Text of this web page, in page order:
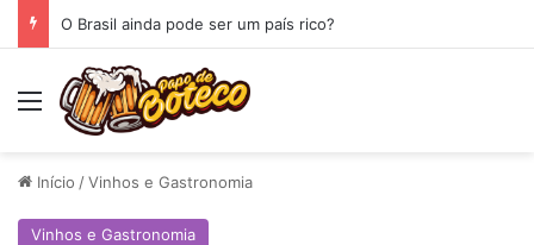
O Brasil ainda pode ser um país rico?
Menu
Início /Vinhos e Gastronomia
Vinhos e Gastronomia